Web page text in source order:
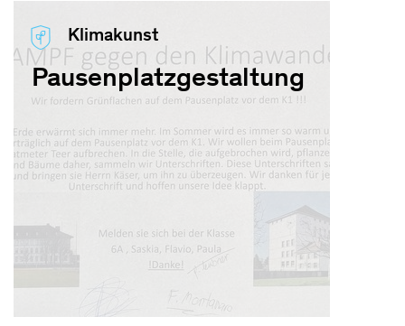
Klimakunst
Pausenplatzgestaltung